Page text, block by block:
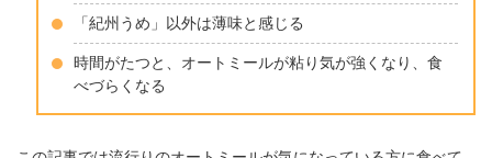
「紀州うめ」以外は薄味と感じる
時間がたつと、オートミールが粘り気が強くなり、食
べづらくなる